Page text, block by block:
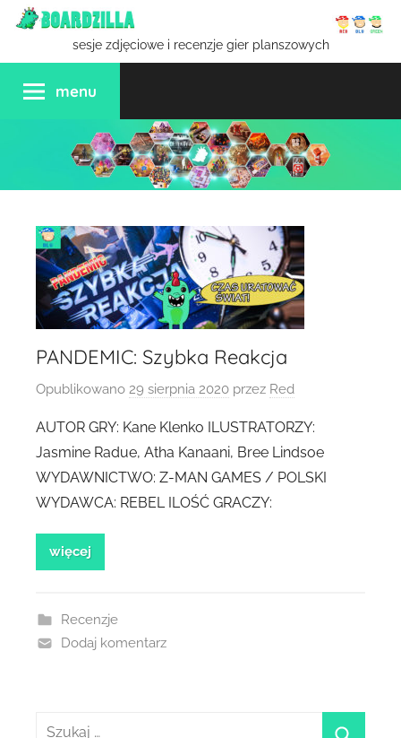
Przejdź
treści
sesje zdjęciowe i recenzje gier planszowych
menu
PANDEMIC: Szybka Reakcja
Opublikowano 29 sierpnia 2020 przez Red
AUTOR GRY: Kane Klenko ILUSTRATORZY:
Jasmine Radue, Atha Kanaani, Bree Lindsoe
WYDAWNICTWO: Z-MAN GAMES / POLSKI
WYDAWCA: REBEL ILOŚĆ GRACZY:
więcej
Recenzje
Dodaj komentarz
Szukaj: